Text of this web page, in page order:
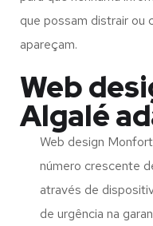
que possam distrair ou
apareçam.
Web
Algalé
Web design
número crescente
através de
de urgência na